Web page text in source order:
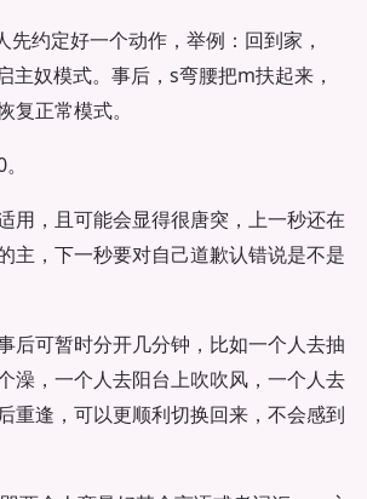
先约定好一个动作，举例：回到家，
主奴模式。事后，s弯腰把m扶起来，
复正常模式。
用，且可能会显得很唐突，上一秒还在
主，下一秒要对自己道歉认错说是不是
后可暂时分开几分钟，比如一个人去抽
澡，一个人去阳台上吹吹风，一个人去
重逢，可以更顺利切换回来，不会感到